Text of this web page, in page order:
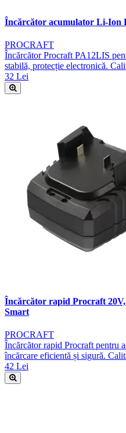
Încărcător acumulator Li-Ion
PROCRAFT
Încărcător Procraft PA12LIS
stabilă, protecție electronică.
32 Lei
Încărcător rapid Procraft
Smart
PROCRAFT
Încărcător rapid Procraft pentru
încărcare eficientă și sigură.
42 Lei